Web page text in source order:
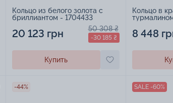
Кольцо из белого золота с
бриллиантом - 1704433
20 123 грн 50 308 ₴
-30 185 ₴
Купить
Кольцо в
8 448
-44% SALE -60%